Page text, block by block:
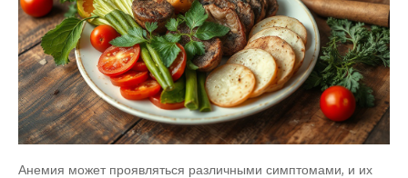
Анемия может проявляться различными симптомами, и их